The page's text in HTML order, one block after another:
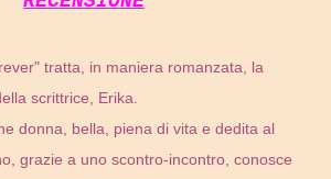
tratta, in maniera romanzata, la
scrittrice, Erika.
donna, bella, piena di vita e dedita al
grazie a uno scontro-incontro, conosce